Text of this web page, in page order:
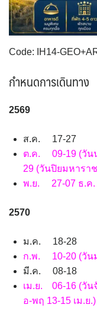
เบลเยี่ยม เนเธอร์แ
Code: IH14-
กำหนดการเดินทาง
2569
ส.ค. 17-27
ต.ค. 09-19 (วัน
29 (วันปิยมหารา
พ.ย. 27-07 ธ.ค.
2570
ม.ค. 18-28
ก.พ. 10-20 (วัน
มี.ค. 08-18
เม.ย. 06-16 (วัน
อ-พฤ 13-15 เม.ย.)